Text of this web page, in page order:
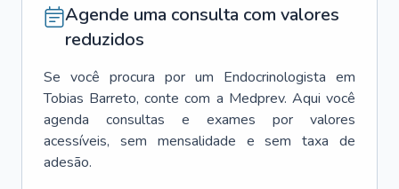
Agende uma consulta com valores
reduzidos
Se você procura por um Endocrinologista em
Tobias Barreto, conte com a Medprev. Aqui você
agenda consultas e exames por valores
acessíveis, sem mensalidade e sem taxa de
adesão.